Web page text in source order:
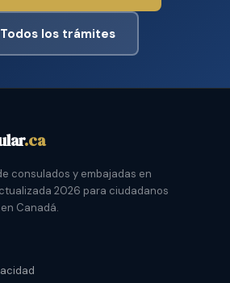
los trámites
.ca
consulados y embajadas en
2026 para ciudadanos
Canadá.